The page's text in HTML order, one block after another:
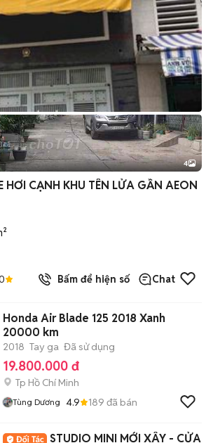
4
HƠI CẠNH KHU TÊN LỬA GẦN AEON
Bấm để hiện số Chat
Honda Air Blade 125 2018 Xanh
20000 km
2018 Tay ga Đã sử dụng
19.800.000 đ
Tp Hồ Chí Minh
Tùng Dương 4.9 189 đã bán
STUDIO MINI MỚI XÂY - CỬA